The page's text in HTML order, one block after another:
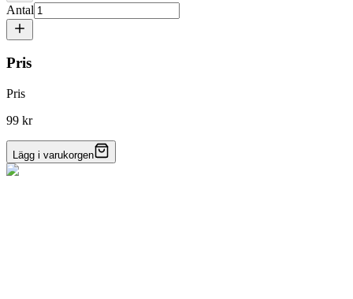
Antal
Pris
Pris
99 kr
Lägg i varukorgen